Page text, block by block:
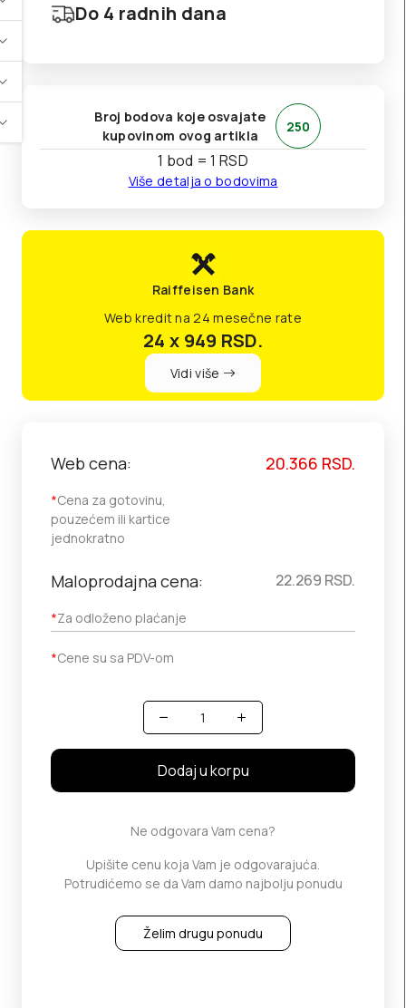
Do 4 radnih dana
Broj bodova koje osvajate
kupovinom ovog artikla
250
1 bod = 1 RSD
Više detalja o bodovima
Raiffeisen Bank
Web kredit na 24 mesečne rate
24 x 949 RSD.
Vidi više
Web cena:
*Cena za gotovinu,
pouzećem ili kartice
jednokratno
20.366 RSD.
Maloprodajna cena:
*Za odloženo plaćanje
22.269 RSD.
*Cene su sa PDV-om
Količina
Dodaj u korpu
Ne odgovara Vam cena?
Upišite cenu koja Vam je odgovarajuća.
Potrudićemo se da Vam damo najbolju ponudu
Želim drugu ponudu